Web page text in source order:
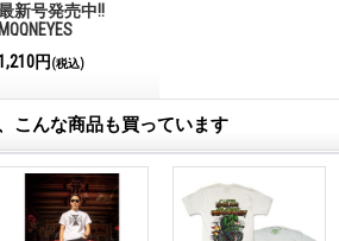
新号発売中!!
MQQNEYES
Magazine No.28 2026
円 (税込)
こんな商品も買っています